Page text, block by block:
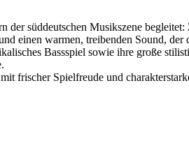
süddeutschen Musikszene
einen warmen, treibenden Sound,
Bassspiel sowie ihre große
frischer Spielfreude und